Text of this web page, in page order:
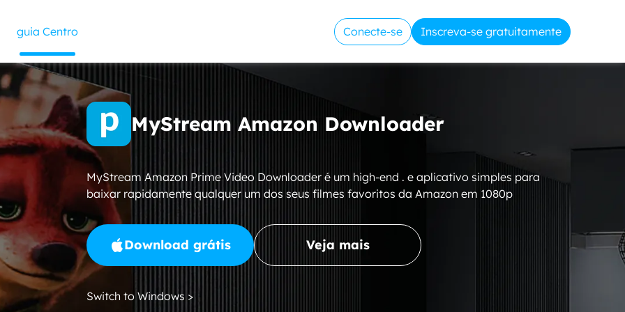
guia Centro Conecte-se Inscreva-se gratuitamente
MyStream Amazon Downloader
MyStream Amazon Prime Video Downloader é um high-end . e aplicativo simples para
baixar rapidamente qualquer um dos seus filmes favoritos da Amazon em 1080p
Download grátis Veja mais
Switch to Windows >